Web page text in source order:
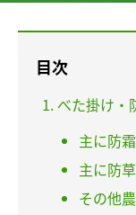
目次
べた掛け・
主に防
主に防
その他